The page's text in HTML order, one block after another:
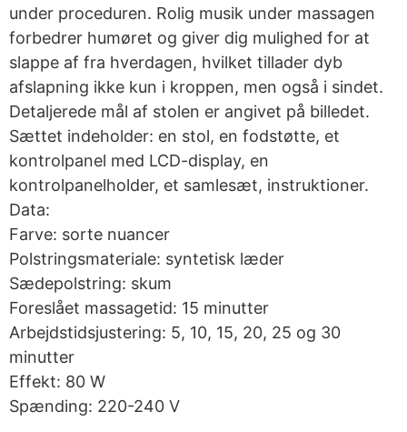
under proceduren. Rolig musik under massagen
forbedrer humøret og giver dig mulighed for at
slappe af fra hverdagen, hvilket tillader dyb
afslapning ikke kun i kroppen, men også i sindet.
Detaljerede mål af stolen er angivet på billedet.
Sættet indeholder: en stol, en fodstøtte, et
kontrolpanel med LCD-display, en
kontrolpanelholder, et samlesæt, instruktioner.
Data:
Farve: sorte nuancer
Polstringsmateriale: syntetisk læder
Sædepolstring: skum
Foreslået massagetid: 15 minutter
Arbejdstidsjustering: 5, 10, 15, 20, 25 og 30
minutter
Effekt: 80 W
Spænding: 220-240 V